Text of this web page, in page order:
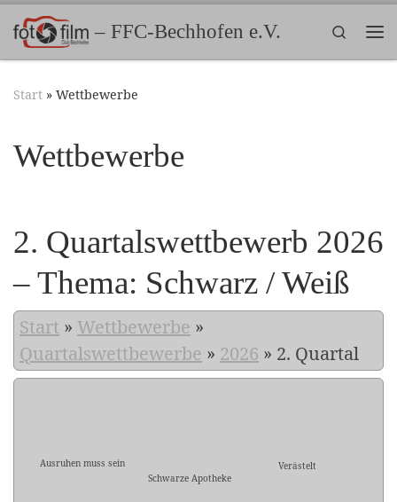
Zum Inhalt springen– FFC-Bechhofen e.V.
Search
Start » Wettbewerbe
Wettbewerbe
2. Quartalswettbewerb 2026
– Thema: Schwarz / Weiß
Start » Wettbewerbe »
Quartalswettbewerbe » 2026 » 2. Quartal
Ausruhen muss sein
Schwarze Apotheke
Verästelt